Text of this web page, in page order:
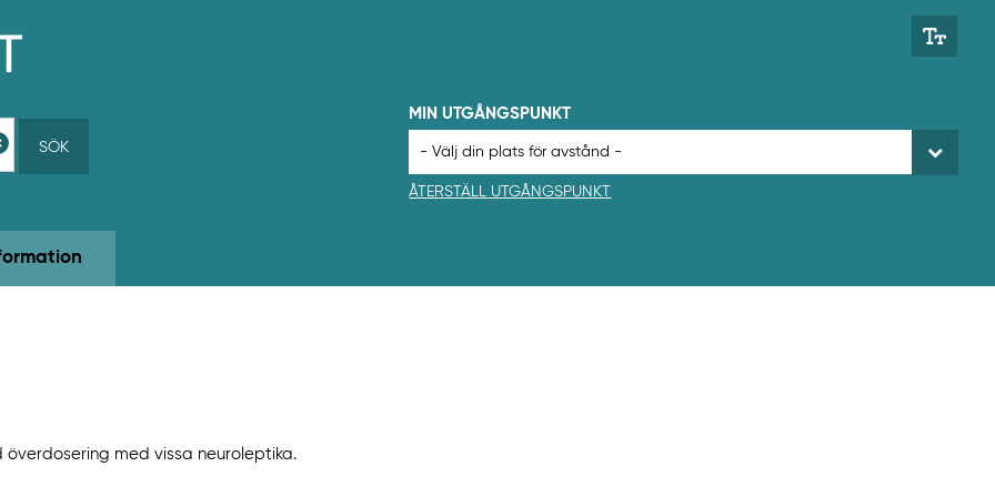
SÖK
MIN UTGÅNGSPUNKT
ÅTERSTÄLL UTGÅNGSPUNKT
med vissa neuroleptika.